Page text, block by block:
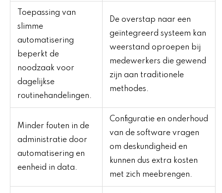
Toepassing van
slimme
automatisering
beperkt de
noodzaak voor
dagelijkse
routinehandelingen.
De overstap naar een
geïntegreerd systeem kan
weerstand oproepen bij
medewerkers die gewend
zijn aan traditionele
methodes.
Minder fouten in de
administratie door
automatisering en
eenheid in data.
Configuratie en onderhoud
van de software vragen
om deskundigheid en
kunnen dus extra kosten
met zich meebrengen.